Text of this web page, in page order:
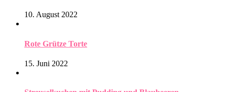
10. August 2022
Rote Grütze Torte
15. Juni 2022